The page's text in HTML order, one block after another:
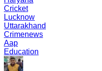
Cricket
Lucknow
Uttarakhand
Crimenews
Aap
Education